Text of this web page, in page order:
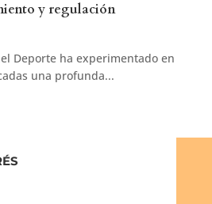
y regulación
Deporte ha experimentado en
una profunda...